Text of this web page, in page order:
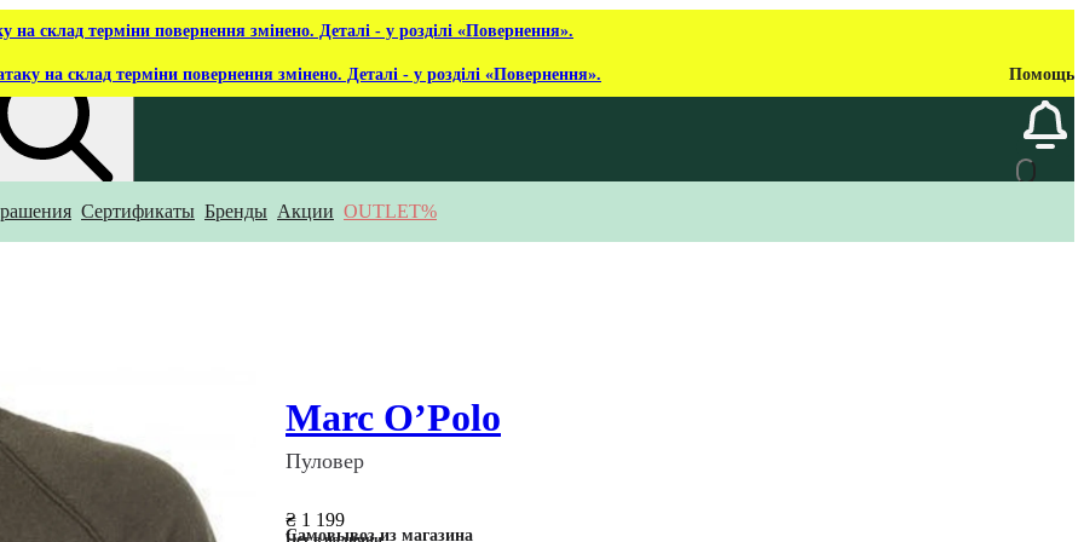
на склад терміни повернення змінено. Деталі - у розділі «Повернення».
на склад терміни повернення змінено. Деталі - у розділі «Повернення». Помощь
ты ищешь?Сертификаты Бренды Акции OUTLET%
Marc O’Polo
Пуловер
₴ 1 199
Самовывоз из магазина